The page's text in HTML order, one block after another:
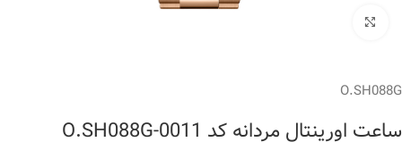
O.SH088G
ساعت اورینتال مردانه کد O.SH088G-0011